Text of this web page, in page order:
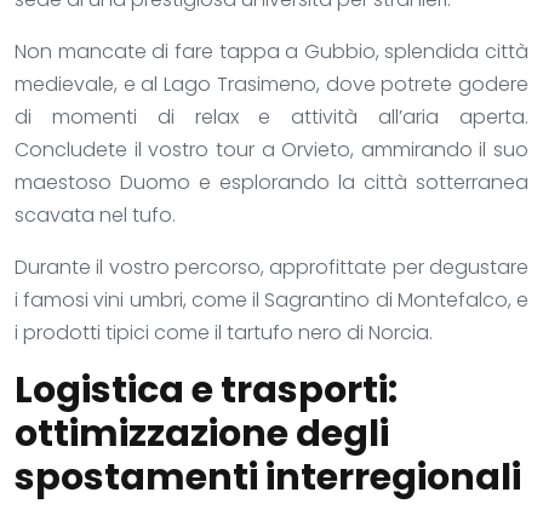
Non mancate di fare tappa a Gubbio, splendida città
medievale, e al Lago Trasimeno, dove potrete godere
di momenti di relax e attività all’aria aperta.
Concludete il vostro tour a Orvieto, ammirando il suo
maestoso Duomo e esplorando la città sotterranea
scavata nel tufo.
Durante il vostro percorso, approfittate per degustare
i famosi vini umbri, come il Sagrantino di Montefalco, e
i prodotti tipici come il tartufo nero di Norcia.
Logistica e trasporti:
ottimizzazione degli
spostamenti interregionali